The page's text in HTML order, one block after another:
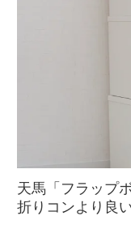
天馬「フラップ
折りコンより良